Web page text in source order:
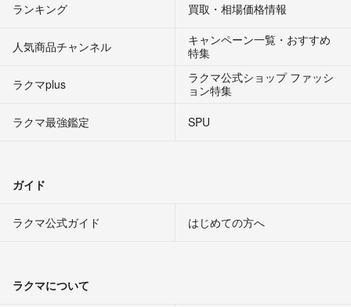
ランキング 買取・相場価格情報
人気商品チャンネル
キャンペーン一覧・おすすめ
特集
ラクマplus
ラクマ公式ショップ ファッシ
ョン特集
ラクマ最強鑑定
SPU
ガイド
ラクマ公式ガイド はじめての方へ
ラクマについて